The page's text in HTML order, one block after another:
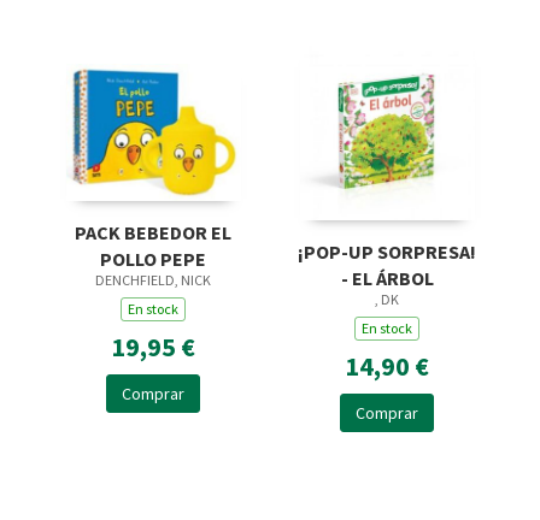
PACK BEBEDOR EL
POLLO PEPE
DENCHFIELD, NICK
En stock
19,95 €
Comprar
¡POP-UP SORPRESA!
- EL ÁRBOL
, DK
En stock
14,90 €
Comprar